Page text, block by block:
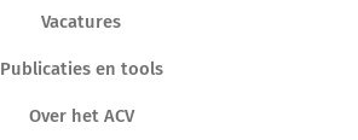
Vacatures
Publicaties en tools
Over het ACV